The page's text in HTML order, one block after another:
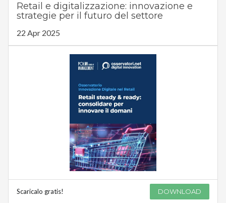
Retail e digitalizzazione: innovazione e
strategie per il futuro del settore
22 Apr 2025
Scaricalo gratis! DOWNLOAD